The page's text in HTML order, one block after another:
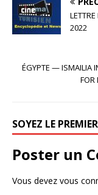
c
e
o
it
teg
r
2022
ÉGYPTE — ISMAILIA
FOR
SOYEZ LE
Poster un
Vous devez vous